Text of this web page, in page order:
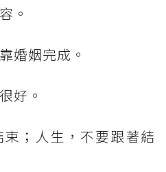
。
婚姻完成。
好。
；人生，不要跟著結